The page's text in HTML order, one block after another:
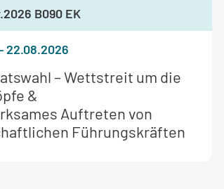
– Wettstreit um die
&
Auftreten von
Führungskräften
22.08.2026
2026 B090 EK